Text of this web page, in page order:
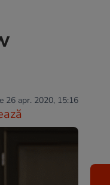
26 apr. 2020, 15:16